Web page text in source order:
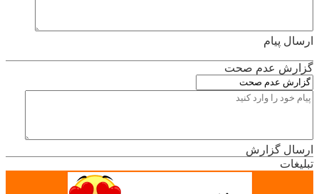
ارسال پیام
گزارش عدم صحت
ارسال گزارش
تبلیغات